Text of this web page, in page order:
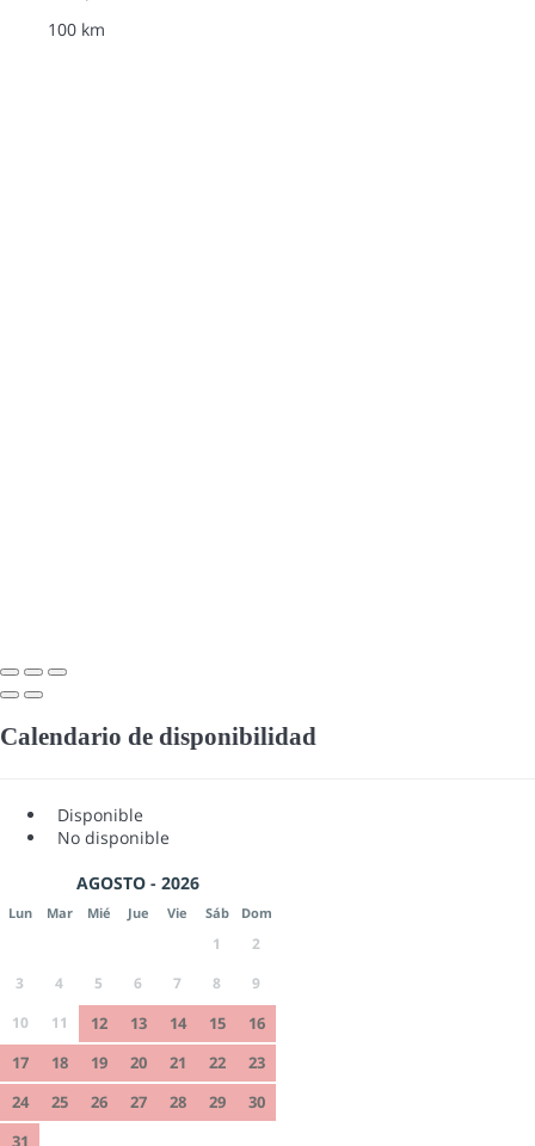
100 km
Calendario de disponibilidad
Disponible
No disponible
AGOSTO - 2026
Lun Mar Mié Jue Vie Sáb Dom
1
2
3
4 5 6 7 8
9
10
11 12 13 14 15
16
17
18 19 20 21 22
23
24
25 26 27 28 29
30
31